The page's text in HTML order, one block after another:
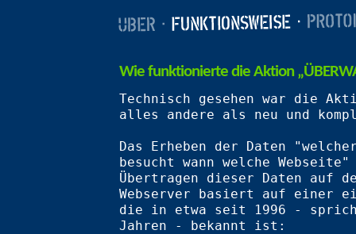
Wie funktionierte die Aktion
Technisch gesehen war die
alles andere als neu und
Das Erheben der Daten
besucht wann welche
Übertragen dieser Daten auf
Webserver basiert auf einer
die in etwa seit 1996 -
Jahren - bekannt ist: